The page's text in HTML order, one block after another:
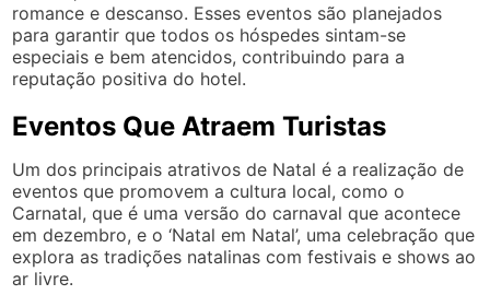
romance e descanso. Esses eventos são planejados
para garantir que todos os hóspedes sintam-se
especiais e bem atencidos, contribuindo para a
reputação positiva do hotel.
Eventos Que Atraem Turistas
Um dos principais atrativos de Natal é a realização de
eventos que promovem a cultura local, como o
Carnatal, que é uma versão do carnaval que acontece
em dezembro, e o ‘Natal em Natal’, uma celebração que
explora as tradições natalinas com festivais e shows ao
ar livre.